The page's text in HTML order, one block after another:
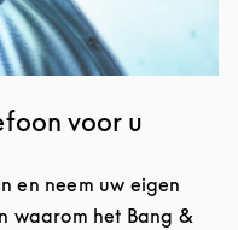
voor u
en neem uw eigen
waarom het Bang &